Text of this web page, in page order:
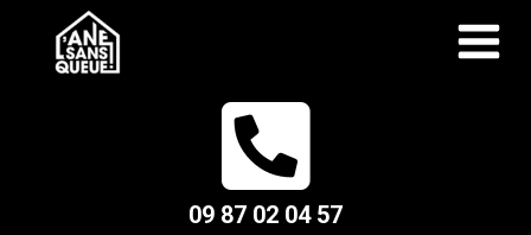
09 87 02 04 57